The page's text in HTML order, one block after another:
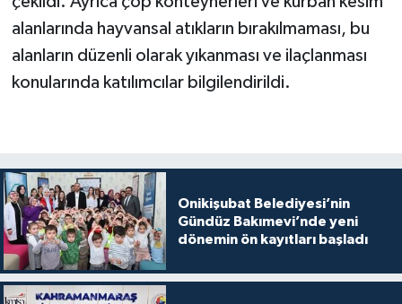
alanlarında hayvansal atıkların bırakılmaması, bu
alanların düzenli olarak yıkanması ve ilaçlanması
konularında katılımcılar bilgilendirildi.
Onikişubat Belediyesi’nin
Gündüz Bakımevi’nde yeni
dönemin ön kayıtları başladı